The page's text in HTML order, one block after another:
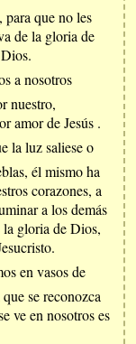
para que no les
de la gloria de
a nosotros
nuestro,
amor de Jesús .
la luz saliese o
él mismo ha
corazones, a
a los demás
gloria de Dios,
en vasos de
se reconozca
ve en nosotros es